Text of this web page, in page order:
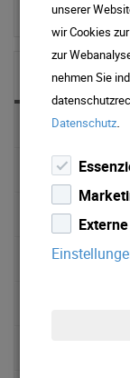
zur Startseite
NEWS &
News 2025
News 2024
News 2023
News 2022
unserer
wir Cookies
zur
nehmen Sie
Datenschutz.